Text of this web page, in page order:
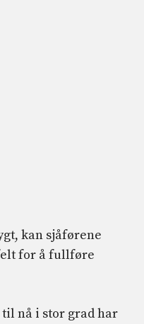
kan sjåførene
for å fullføre
nå i stor grad har